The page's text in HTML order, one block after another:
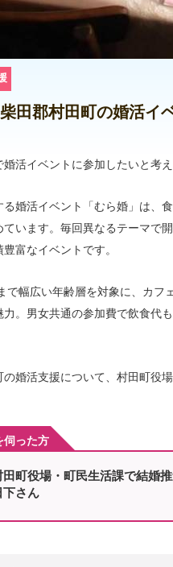
柴田郡村田町の婚活
婚活イベントに参加したいと考
婚活イベント「むら婚」は、
ています。毎回異なるテーマで
富なイベントです。
で幅広い年齢層を対象に、カフ
力。男女共通の参加費で飲食代
の婚活支援について、村田町役
伺った方
田町役場・町民生活課で結婚
下さん